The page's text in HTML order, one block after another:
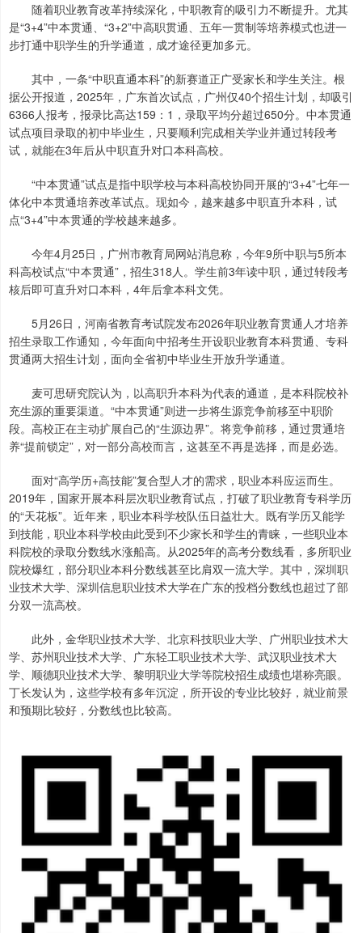
随着职业教育改革持续深化，中职教育的吸引力不断提升。尤其
是“3+4”中本贯通、“3+2”中高职贯通、五年一贯制等培养模式也进一
步打通中职学生的升学通道，成才途径更加多元。
其中，一条“中职直通本科”的新赛道正广受家长和学生关注。根
据公开报道，2025年，广东首次试点，广州仅40个招生计划，却吸引
6366人报考，报录比高达159：1，录取平均分超过650分。中本贯通
试点项目录取的初中毕业生，只要顺利完成相关学业并通过转段考
试，就能在3年后从中职直升对口本科高校。
“中本贯通”试点是指中职学校与本科高校协同开展的“3+4”七年一
体化中本贯通培养改革试点。现如今，越来越多中职直升本科，试
点“3+4”中本贯通的学校越来越多。
今年4月25日，广州市教育局网站消息称，今年9所中职与5所本
科高校试点“中本贯通”，招生318人。学生前3年读中职，通过转段考
核后即可直升对口本科，4年后拿本科文凭。
5月26日，河南省教育考试院发布2026年职业教育贯通人才培养
招生录取工作通知，今年面向中招考生开设职业教育本科贯通、专科
贯通两大招生计划，面向全省初中毕业生开放升学通道。
麦可思研究院认为，以高职升本科为代表的通道，是本科院校补
充生源的重要渠道。“中本贯通”则进一步将生源竞争前移至中职阶
段。高校正在主动扩展自己的“生源边界”。将竞争前移，通过贯通培
养“提前锁定”，对一部分高校而言，这甚至不再是选择，而是必选。
面对“高学历+高技能”复合型人才的需求，职业本科应运而生。
2019年，国家开展本科层次职业教育试点，打破了职业教育专科学历
的“天花板”。近年来，职业本科学校队伍日益壮大。既有学历又能学
到技能，职业本科学校由此受到不少家长和学生的青睐，一些职业本
科院校的录取分数线水涨船高。从2025年的高考分数线看，多所职业
院校爆红，部分职业本科分数线甚至比肩双一流大学。其中，深圳职
业技术大学、深圳信息职业技术大学在广东的投档分数线也超过了部
分双一流高校。
此外，金华职业技术大学、北京科技职业大学、广州职业技术大
学、苏州职业技术大学、广东轻工职业技术大学、武汉职业技术大
学、顺德职业技术大学、黎明职业大学等院校招生成绩也堪称亮眼。
丁长发认为，这些学校有多年沉淀，所开设的专业比较好，就业前景
和预期比较好，分数线也比较高。